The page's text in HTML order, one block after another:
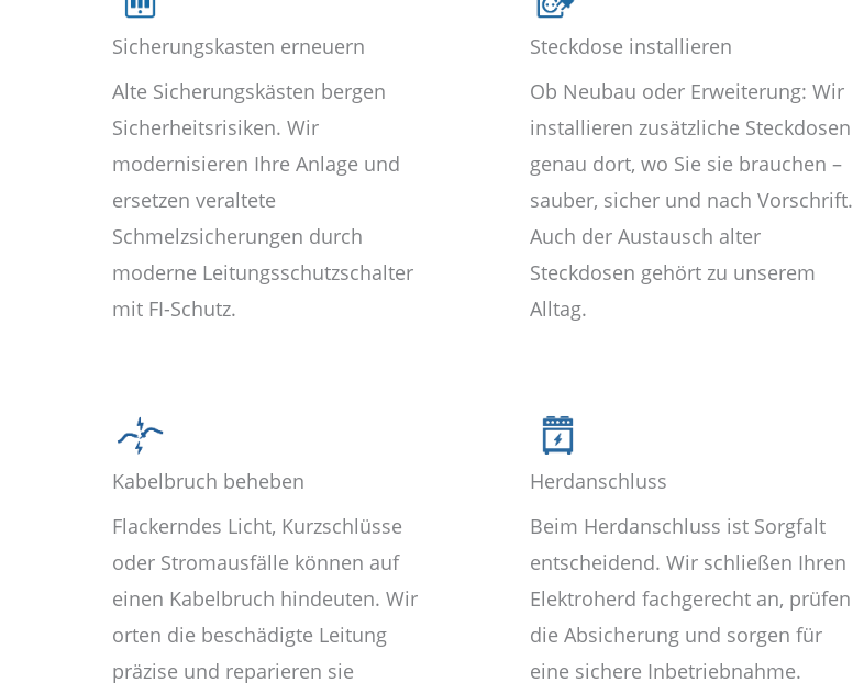
Sicherungskasten erneuern
Alte Sicherungskästen bergen
Sicherheitsrisiken. Wir
modernisieren Ihre Anlage und
ersetzen veraltete
Schmelzsicherungen durch
moderne Leitungsschutzschalter
mit FI-Schutz.
Steckdose installieren
Ob Neubau oder Erweiterung: Wir
installieren zusätzliche Steckdosen
genau dort, wo Sie sie brauchen –
sauber, sicher und nach Vorschrift.
Auch der Austausch alter
Steckdosen gehört zu unserem
Alltag.
Kabelbruch beheben
Flackerndes Licht, Kurzschlüsse
oder Stromausfälle können auf
einen Kabelbruch hindeuten. Wir
orten die beschädigte Leitung
präzise und reparieren sie
Herdanschluss
Beim Herdanschluss ist Sorgfalt
entscheidend. Wir schließen Ihren
Elektroherd fachgerecht an, prüfen
die Absicherung und sorgen für
eine sichere Inbetriebnahme.